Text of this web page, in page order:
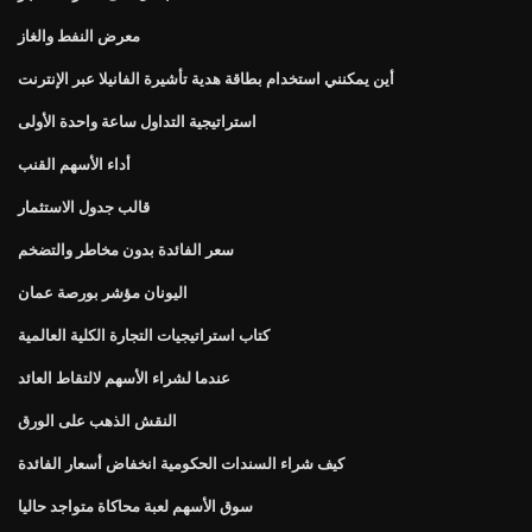
معرض النفط والغاز
أين يمكنني استخدام بطاقة هدية تأشيرة الفانيلا عبر الإنترنت
استراتيجية التداول ساعة واحدة الأولى
أداء الأسهم القنب
قالب جدول الاستثمار
سعر الفائدة بدون مخاطر والتضخم
اليونان مؤشر بورصة عمان
كتاب استراتيجيات التجارة الكلية العالمية
عندما لشراء الأسهم لالتقاط العائد
النقش الذهب على الورق
كيف شراء السندات الحكومية انخفاض أسعار الفائدة
سوق الأسهم لعبة محاكاة متواجد حاليا